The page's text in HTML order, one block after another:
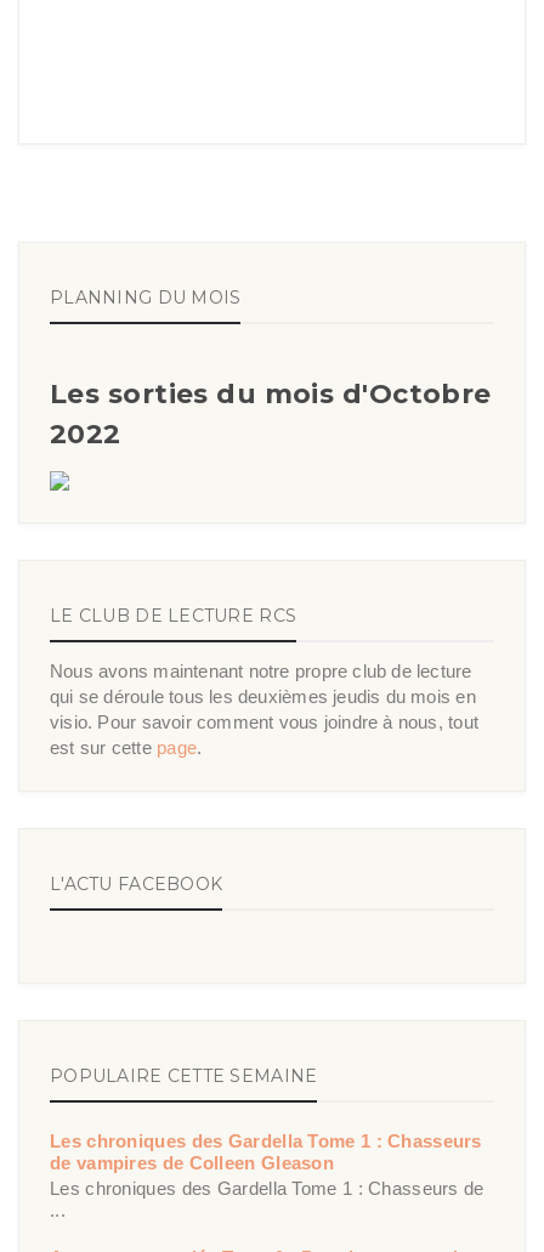
PLANNING DU MOIS
Les sorties du mois d'Octobre
2022
LE CLUB DE LECTURE RCS
Nous avons maintenant notre propre club de lecture
qui se déroule tous les deuxièmes jeudis du mois en
visio. Pour savoir comment vous joindre à nous, tout
est sur cette page.
L'ACTU FACEBOOK
POPULAIRE CETTE SEMAINE
Les chroniques des Gardella Tome 1 : Chasseurs
de vampires de Colleen Gleason
Les chroniques des Gardella Tome 1 : Chasseurs de
...